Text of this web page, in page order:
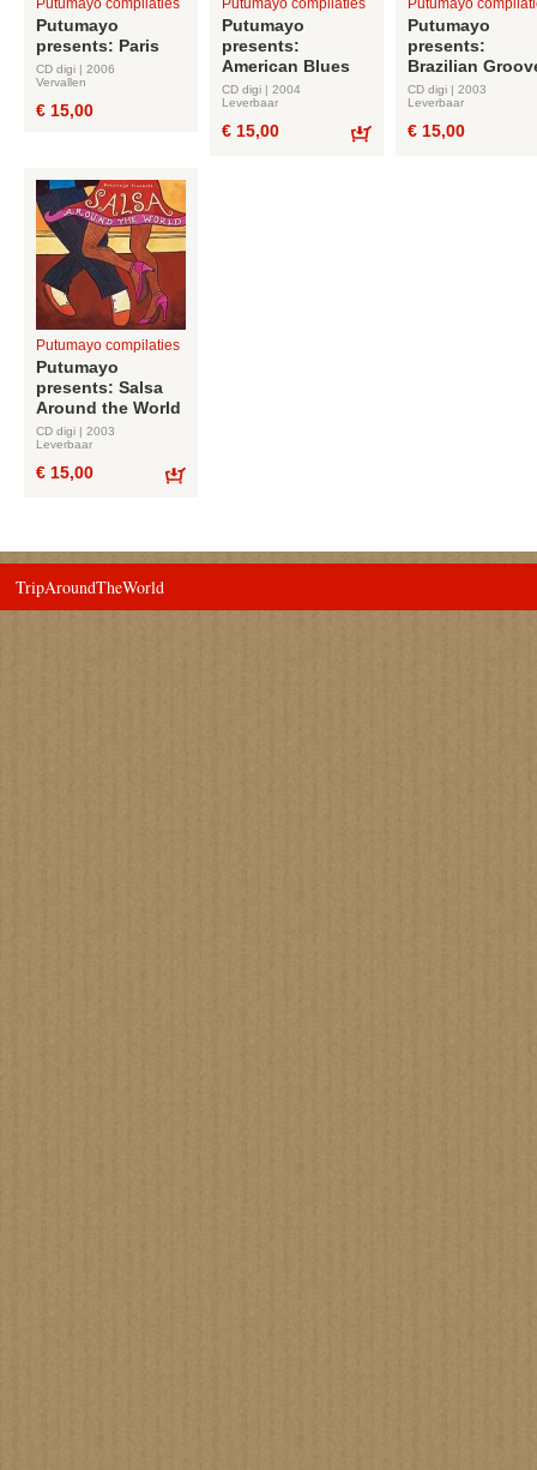
Putumayo compilaties
Putumayo
presents: Paris
CD digi | 2006
Vervallen
€ 15,00
Putumayo compilaties
Putumayo
presents:
American Blues
CD digi | 2004
Leverbaar
€ 15,00
Putumayo
Putumayo
presents:
Brazilian
CD digi | 2003
Leverbaar
€ 15,00
Putumayo compilaties
Putumayo
presents: Salsa
Around the World
CD digi | 2003
Leverbaar
€ 15,00
TripAroundTheWorld